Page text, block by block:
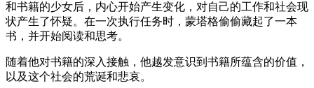
和书籍的少女后，内心开始产生变化，对自己的工作和社会现
状产生了怀疑。在一次执行任务时，蒙塔格偷偷藏起了一本
书，并开始阅读和思考。
随着他对书籍的深入接触，他越发意识到书籍所蕴含的价值，
以及这个社会的荒诞和悲哀。